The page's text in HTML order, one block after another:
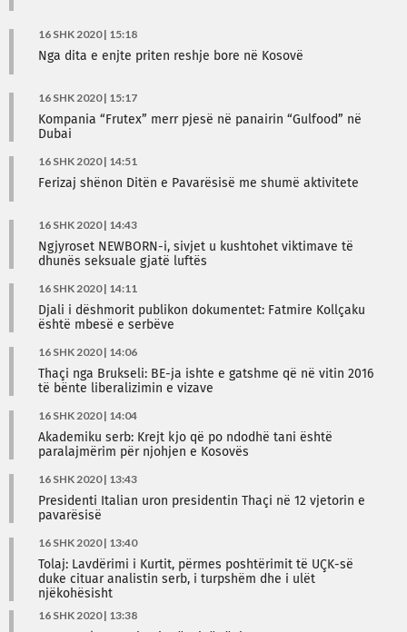
16 SHK 2020 | 15:18
Nga dita e enjte priten reshje bore në Kosovë
16 SHK 2020 | 15:17
Kompania “Frutex” merr pjesë në panairin “Gulfood” në
Dubai
16 SHK 2020 | 14:51
Ferizaj shënon Ditën e Pavarësisë me shumë aktivitete
16 SHK 2020 | 14:43
Ngjyroset NEWBORN-i, sivjet u kushtohet viktimave të
dhunës seksuale gjatë luftës
16 SHK 2020 | 14:11
Djali i dëshmorit publikon dokumentet: Fatmire Kollçaku
është mbesë e serbëve
16 SHK 2020 | 14:06
Thaçi nga Brukseli: BE-ja ishte e gatshme që në vitin 2016
të bënte liberalizimin e vizave
16 SHK 2020 | 14:04
Akademiku serb: Krejt kjo që po ndodhë tani është
paralajmërim për njohjen e Kosovës
16 SHK 2020 | 13:43
Presidenti Italian uron presidentin Thaçi në 12 vjetorin e
pavarësisë
16 SHK 2020 | 13:40
Tolaj: Lavdërimi i Kurtit, përmes poshtërimit të UÇK-së
duke cituar analistin serb, i turpshëm dhe i ulët
njëkohësisht
16 SHK 2020 | 13:38